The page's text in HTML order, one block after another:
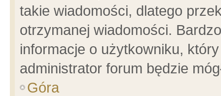
takie wiadomości, dlatego
otrzymanej wiadomości.
informacje o użytkowniku,
administrator forum będzie
Góra